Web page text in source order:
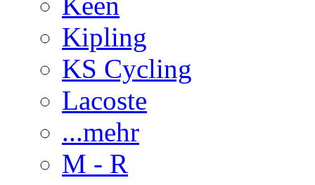
Kipling
KS Cycling
Lacoste
...mehr
M - R